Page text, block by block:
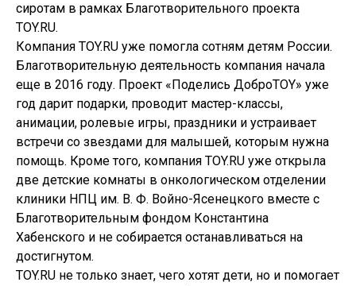
сиротам в рамках Благотворительного проекта
TOY.RU.
Компания TOY.RU уже помогла сотням детям России.
Благотворительную деятельность компания начала
еще в 2016 году. Проект «Поделись ДоброTOY» уже
год дарит подарки, проводит мастер-классы,
анимации, ролевые игры, праздники и устраивает
встречи со звездами для малышей, которым нужна
помощь. Кроме того, компания TOY.RU уже открыла
две детские комнаты в онкологическом отделении
клиники НПЦ им. В. Ф. Войно-Ясенецкого вместе с
Благотворительным фондом Константина
Хабенского и не собирается останавливаться на
достигнутом.
TOY.RU не только знает, чего хотят дети, но и помогает